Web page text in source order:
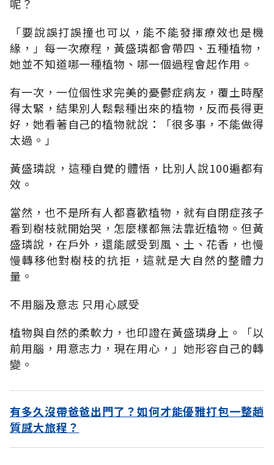
呢？
「要說誤打誤撞也可以，能不能發揮療效也是機
緣，」每一次療程，黃盛璘都會帶四、五種植物，
她並不知道哪一種植物、哪一個過程會起作用。
有一次，一位個性求完美的憂鬱症病友，覆土時壓
得太緊，結果別人鬆鬆種出來的植物，反而長得更
好，她看著自己的植物就說：「很多事，不能做得
太過。」
黃盛璘說，這種自覺的體悟，比別人說100遍都有
效。
當然，也不是所有人都喜歡植物，就有自閉症孩子
看到樹枝就開始哭，怎麼樣都無法靠近植物。但黃
盛璘說，在戶外，還能感受到風、土、花香，也慢
慢轉移他對樹枝的抗拒，這就是大自然的整體力
量。
不用腦及意志 只用心感受
植物與自然的柔軟力，也印證在黃盛璘身上。「以
前用腦，用意志力，現在用心，」她形容自己的轉
變。
有多久沒帶爸爸出門了？如何才能優雅打包一整趟
質感大旅程？